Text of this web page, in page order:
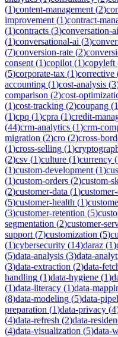
(1)content-management (2)
improvement (1)contract-
(1)contracts (3)conversation-ai
(1)conversational-ai (3)
(7)conversion-rate (2)
consent (1)copilot (1)copyleft
(5)corporate-tax (1)corrective
accounting (1)cost-analysis (3
comparison (2)cost-
(1)cost-tracking (2)coupang (1
(1)cpq (1)cpra (1)credit-
(44)crm-analytics (1)crm-
migration (2)cro (2)cross-
(1)cross-selling (1)
(2)csv (1)culture (1)currency (
(1)custom-development (1)
(1)custom-orders (2)custom-
(2)customer-data (1)
(5)customer-health (1)
(3)customer-retention (5)
segmentation (2)customer-
support (7)customization (5)
(1)cybersecurity (14)daraz (1)
(5)data-analysis (3)data-
(3)data-extraction (2)data-
handling (1)data-hygiene (1)
(1)data-literacy (1)data-
(8)data-modeling (5)data-
preparation (1)data-privacy (4
(4)data-refresh (2)data-
(4)data-visualization (5)data-